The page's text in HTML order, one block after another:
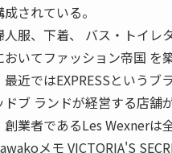
成されている。
人服、下着、 バス・トイレ
おいてファッション帝国 を
最近ではEXPRESSというブ
ドブ ランドが経営する店舗
創業者であるLes Wexnerは
メモ VICTORIA'S